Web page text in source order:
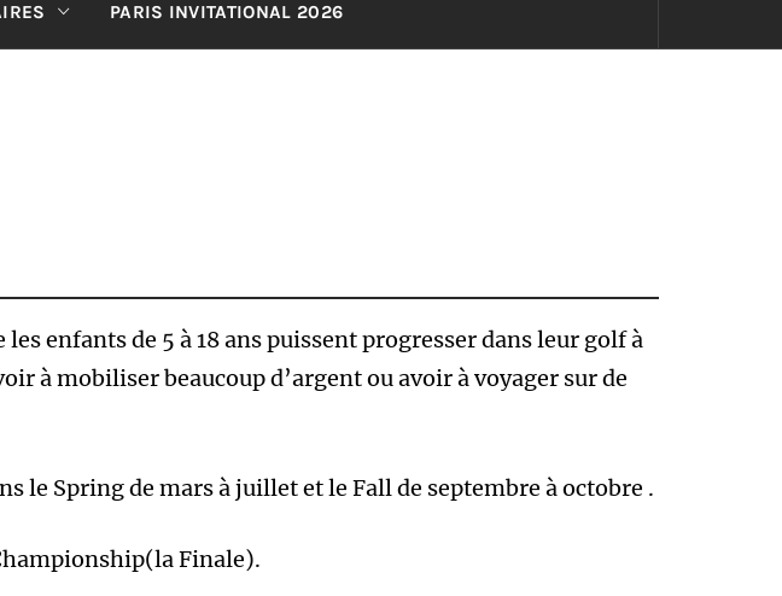
PARIS INVITATIONAL 2026
enfants de 5 à 18 ans puissent progresser dans leur golf à
à mobiliser beaucoup d’argent ou avoir à voyager sur de
le Spring de mars à juillet et le Fall de septembre à octobre .
Finale).